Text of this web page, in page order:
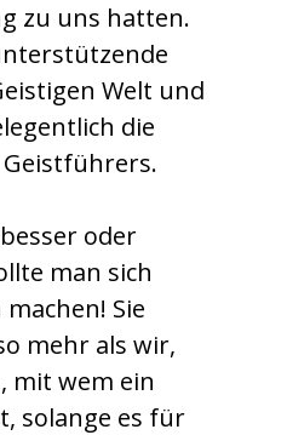
zu uns hatten.
Welt und
die
oder
man sich
Sie
mehr als wir,
mit wem ein
solange es für